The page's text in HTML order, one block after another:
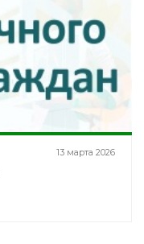
13 марта 2026